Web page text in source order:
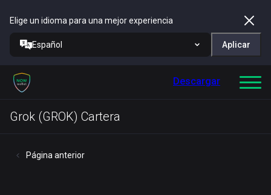
Elige un idioma para una mejor experiencia
Español Aplicar
Descargar
Grok (GROK) Cartera
Página anterior